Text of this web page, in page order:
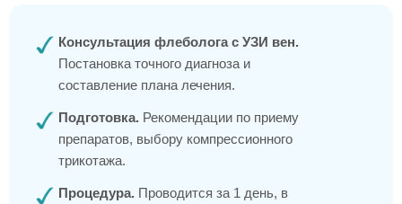
Консультация флеболога с УЗИ вен.
Постановка точного диагноза и
составление плана лечения.
Подготовка. Рекомендации по приему
препаратов, выбору компрессионного
трикотажа.
Процедура. Проводится за 1 день, в